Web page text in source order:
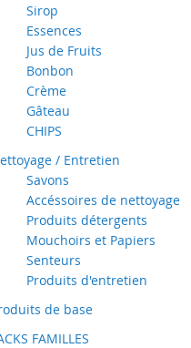
Sirop
Essences
Jus de Fruits
Bonbon
Crème
Gâteau
CHIPS
/ Entretien
Savons
Accéssoires de nettoyage
Produits détergents
Mouchoirs et Papiers
Senteurs
Produits d'entretien
de base
FAMILLES